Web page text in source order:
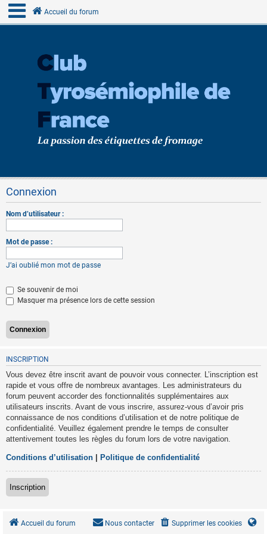
Accueil du forum
Connexion
Nom d’utilisateur :
Mot de passe :
J’ai oublié mon mot de passe
Se souvenir de moi
Masquer ma présence lors de cette session
INSCRIPTION
Vous devez être inscrit avant de pouvoir vous connecter. L’inscription est
rapide et vous offre de nombreux avantages. Les administrateurs du
forum peuvent accorder des fonctionnalités supplémentaires aux
utilisateurs inscrits. Avant de vous inscrire, assurez-vous d’avoir pris
connaissance de nos conditions d’utilisation et de notre politique de
confidentialité. Veuillez également prendre le temps de consulter
attentivement toutes les règles du forum lors de votre navigation.
Conditions d’utilisation Politique de confidentialité
Inscription
Accueil du forum Supprimer les cookies
Nous contacter